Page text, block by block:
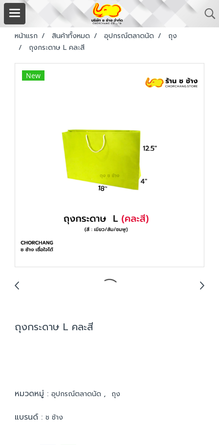
หน้าแรก สินค้าทั้งหมด อุปกรณ์ตลาดนัด
ถุง
ถุงกระดาษ L คละสี
New
ถุงกระดาษ L คละสี
หมวดหมู่ : อุปกรณ์ตลาดนัด , ถุง
แบรนด์ : ช ช้าง